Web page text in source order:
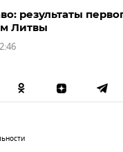
результаты
Литвы